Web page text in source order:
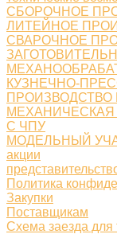
СБОРОЧНОЕ
ЛИТЕЙНОЕ
СВАРОЧНОЕ
КУЗНЕЧНО-
МЕХАНИЧЕСКАЯ
С ЧПУ
МОДЕЛЬНЫЙ
акции
Политика
Закупки
Поставщикам
Схема заезда для